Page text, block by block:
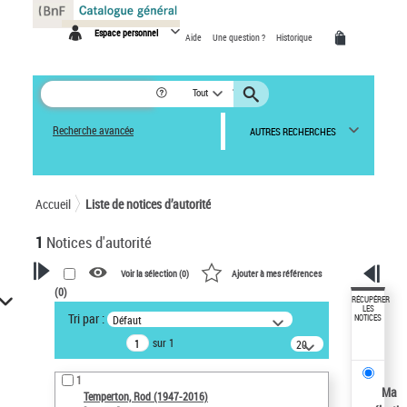
Espace personnel Aide Une question ? Historique
Tout
Recherche avancée AUTRES RECHERCHES
Accueil Liste de notices d’autorité
1 Notices d'autorité
VOTRE RECHERCHE
Recherche avancée dans les
notices d’autorité
Œuvres liées à l'auteur :
Temperton, Rod (1947-2016)
Voir la sélection (0) Ajouter à mes références
(0)
Tri par : Défaut
sur 1
20
résultats/page
1
Temperton, Rod (1947-2016)
RÉCUPÉRER
LES
NOTICES
Ma
Panneau de gestion des cookies